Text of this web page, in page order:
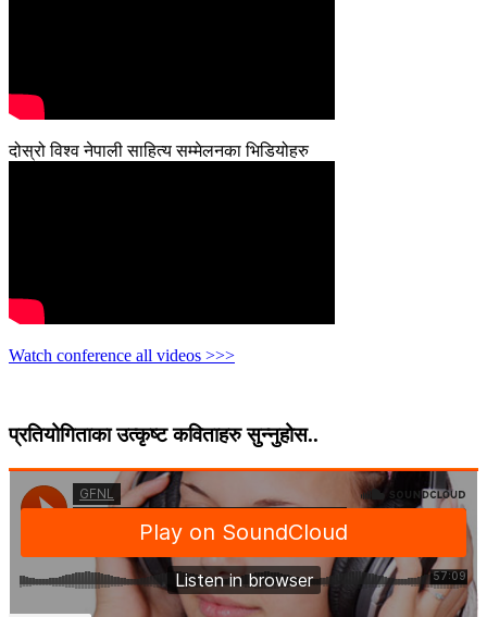
दोस्रो विश्व नेपाली साहित्य सम्मेलनका भिडियोहरु
Watch conference all videos >>>
प्रतियोगिताका उत्कृष्ट कविताहरु सुन्नुहोस..